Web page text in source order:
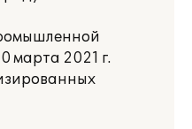
марта 2021 г.